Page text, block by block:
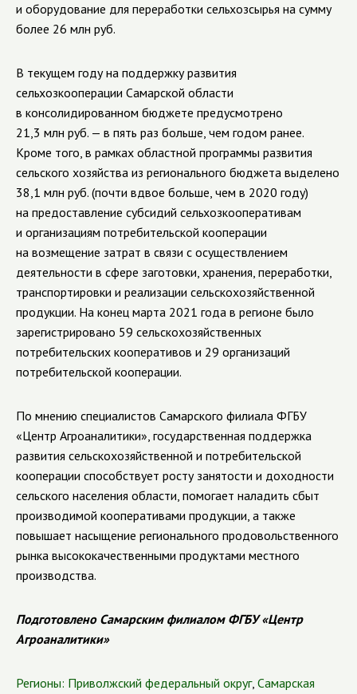
и оборудование для переработки сельхозсырья на сумму
более 26 млн руб.
В текущем году на поддержку развития
сельхозкооперации Самарской области
в консолидированном бюджете предусмотрено
21,3 млн руб. — в пять раз больше, чем годом ранее.
Кроме того, в рамках областной программы развития
сельского хозяйства из регионального бюджета выделено
38,1 млн руб. (почти вдвое больше, чем в 2020 году)
на предоставление субсидий сельхозкооперативам
и организациям потребительской кооперации
на возмещение затрат в связи с осуществлением
деятельности в сфере заготовки, хранения, переработки,
транспортировки и реализации сельскохозяйственной
продукции. На конец марта 2021 года в регионе было
зарегистрировано 59 сельскохозяйственных
потребительских кооперативов и 29 организаций
потребительской кооперации.
По мнению специалистов Самарского филиала ФГБУ
«Центр Агроаналитики», государственная поддержка
развития сельскохозяйственной и потребительской
кооперации способствует росту занятости и доходности
сельского населения области, помогает наладить сбыт
производимой кооперативами продукции, а также
повышает насыщение регионального продовольственного
рынка высококачественными продуктами местного
производства.
Подготовлено Самарским филиалом ФГБУ «Центр
Агроаналитики»
Регионы: Приволжский федеральный округ, Самарская